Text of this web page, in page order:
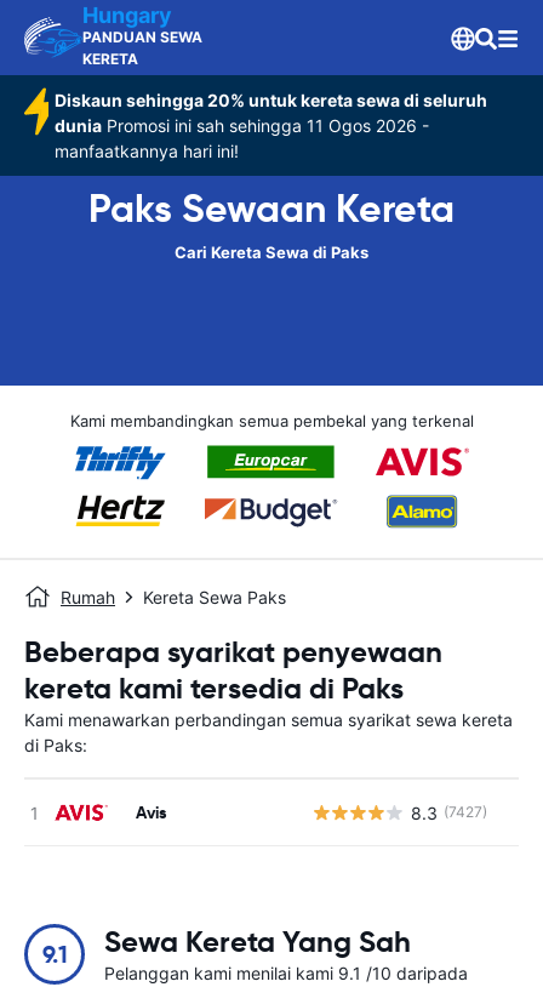
Hungary
PANDUAN SEWA
KERETA
Diskaun sehingga 20% untuk kereta sewa di seluruh
dunia Promosi ini sah sehingga 11 Ogos 2026 -
manfaatkannya hari ini!
Paks Sewaan Kereta
Cari Kereta Sewa di Paks
Kami membandingkan semua pembekal yang terkenal
Rumah Kereta Sewa Paks
Beberapa syarikat penyewaan
kereta kami tersedia di Paks
Kami menawarkan perbandingan semua syarikat sewa kereta
di Paks:
Avis 8.3 (7427)
9.1 Sewa Kereta Yang Sah
Pelanggan kami menilai kami 9.1 /10 daripada